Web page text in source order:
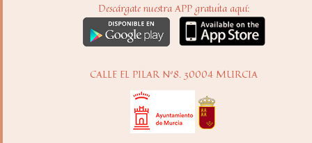
Descárgate nuestra APP gratuita aquí:
CALLE EL PILAR Nº8. 30004 MURCIA